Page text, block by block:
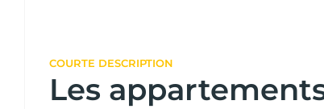
COURTE DESCRIPTION
Les